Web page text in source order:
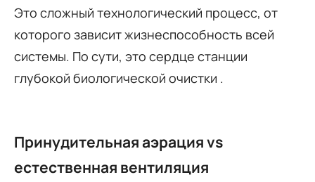
Это сложный технологический процесс, от
которого зависит жизнеспособность всей
системы. По сути, это сердце станции
глубокой биологической очистки .
Принудительная аэрация vs
естественная вентиляция